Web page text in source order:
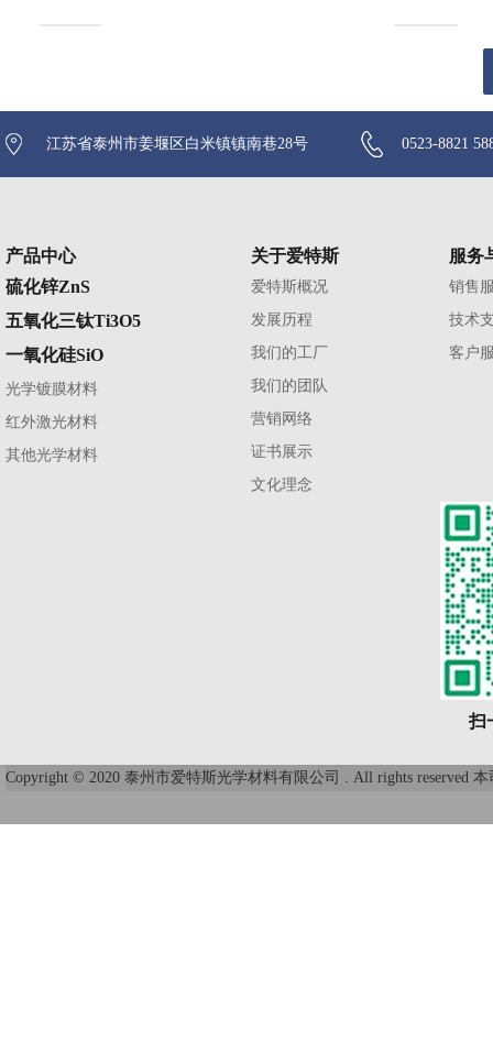
江苏省泰州市姜堰区白米镇镇南巷28号 0523-8821
产品中心
硫化锌ZnS
五氧化三钛Ti3O5
一氧化硅SiO
光学镀膜材料
红外激光材料
其他光学材料
关于爱特斯
爱特斯概况
发展历程
我们的工厂
我们的团队
营销网络
证书展示
文化理念
服务
销售
技术
客户
扫
Copyright © 2020 泰州市爱特斯光学材料有限公司 . All rights reserved